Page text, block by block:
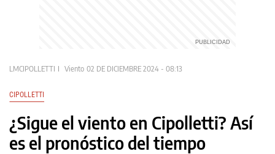
LMCIPOLLETTI Viento 02 DE DICIEMBRE 2024 - 08:13
CIPOLLETTI
¿Sigue el viento en Cipolletti? Así
es el pronóstico del tiempo